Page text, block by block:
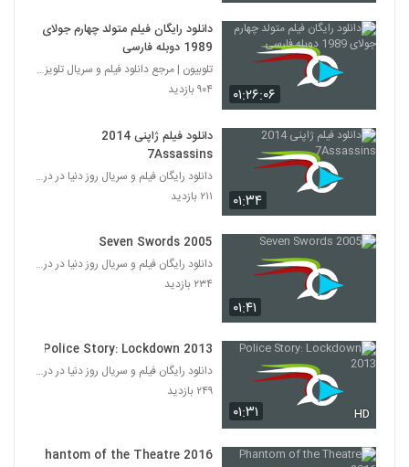
۰۱:۲۶:۰۶
دانلود رایگان فیلم متولد چهارم جولای
1989 دوبله فارسی
تلوبیون | مرجع دانلود فیلم و سریال تلویزیون
۹۰۴ بازدید
۰۱:۳۴
دانلود فیلم ژاپنی 2014
7Assassins
دانلود رایگان فیلم و سریال روز دنیا در درامافا
۲۱۱ بازدید
۰۱:۴۱
Seven Swords 2005
دانلود رایگان فیلم و سریال روز دنیا در درامافا
۲۳۴ بازدید
۰۱:۳۱ HD
Police Story: Lockdown 2013
دانلود رایگان فیلم و سریال روز دنیا در درامافا
۲۴۹ بازدید
Phantom of the Theatre 2016